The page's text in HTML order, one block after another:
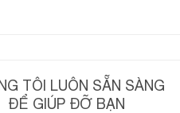
TÔI LUÔN SẴN SÀNG
ĐỂ GIÚP ĐỠ BẠN